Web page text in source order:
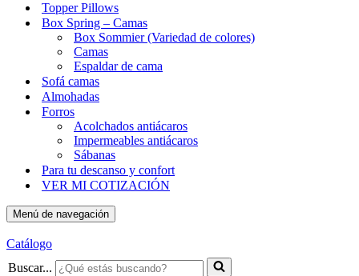
Topper Pillows
Box Spring – Camas
Box Sommier (Variedad de colores)
Camas
Espaldar de cama
Sofá camas
Almohadas
Forros
Acolchados antiácaros
Impermeables antiácaros
Sábanas
Para tu descanso y confort
VER MI COTIZACIÓN
Menú de navegación
Catálogo
Buscar...